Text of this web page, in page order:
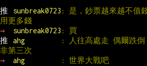
推 sunbreak0723 : 是，鈔票越來越不值
用更多錢
→
sunbreak0723 : 買
推
ahg
: 人往高處走 偶爾跌倒
非第三次
→
ahg
: 世界大戰吧